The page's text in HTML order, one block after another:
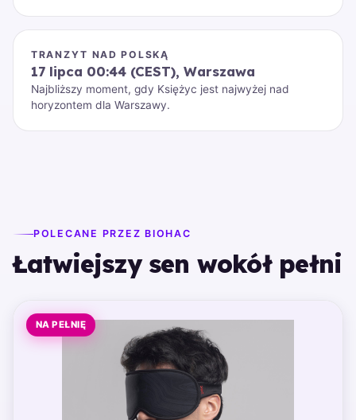
TRANZYT NAD POLSKĄ
17 lipca 00:44 (CEST), Warszawa
Najbliższy moment, gdy Księżyc jest najwyżej nad
horyzontem dla Warszawy.
POLECANE PRZEZ BIOHAC
Łatwiejszy sen wokół pełni
NA PEŁNIĘ